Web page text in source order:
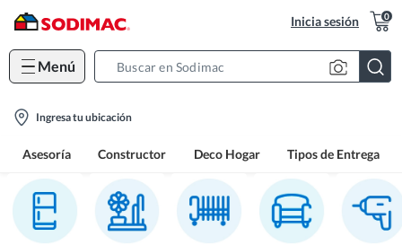
Inicia sesión 0
Menú
location-
Ingresa tu ubicación
Asesoría Constructor Deco Hogar Tipos de Entrega